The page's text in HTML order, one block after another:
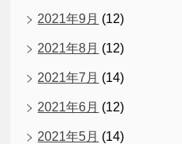
2021年9月 (12)
2021年8月 (12)
2021年7月 (14)
2021年6月 (12)
2021年5月 (14)